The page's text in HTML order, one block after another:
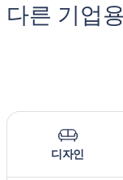
다른 기업
디자인